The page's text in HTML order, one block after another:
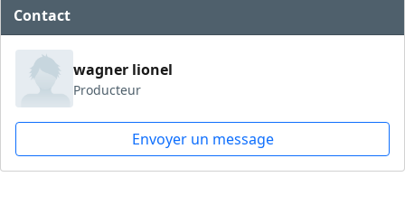
Contact
wagner lionel
Producteur
Envoyer un message